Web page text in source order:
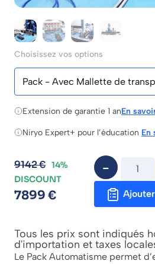
Le Pack Automatisme permet
Choisissez vos options
Extension de garantie 1 anEn
Niryo Expert+ pour l’éducation En
9142€ 14%
DISCOUNT
7899 €
Tous les prix sont indiqués
d'importation et taxes